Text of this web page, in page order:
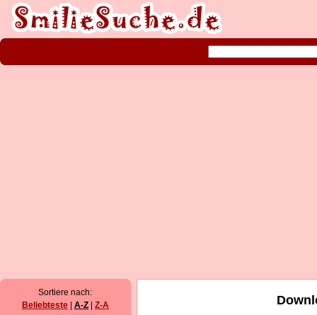
Sortiere nach:
Beliebteste
A-Z Z-A